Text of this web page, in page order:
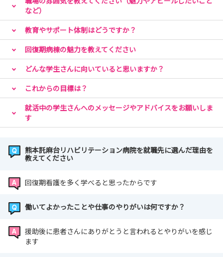
🏥内容：
見学会では、病棟の雰囲気や働くスタッフの様子を実際に
見学できます。
また、教育制度やキャリア支援、福利厚生などについても
担当者が丁寧に説明いたします。
さらに、先輩看護師とのフリートークでは、現場でのやり
がいや不安だったことなど、リアルな声を直接聞くことが
できます。
「どんな環境で看護を学べるのか」「先輩はどんな風に働
気になる疑問を解消できるチャンスです！
「まずは雰囲気を見てみたい」「自分に合うか確かめた
皆さんのご参加を心よりお待ちしております😊
など）
教育やサポート体制はどうですか？
回復期病棟の魅力を教えてください
どんな学生さんに向いていると思いますか？
これからの目標は？
就活中の学生さんへのメッセージやアドバイスをお願いしま
す
熊本託麻台リハビリテーション病院を就職先に選んだ理由を
教えてください
回復期看護を多く学べると思ったからです
働いてよかったことや仕事のやりがいは何ですか？
援助後に患者さんにありがとうと言われるとやりがいを感じ
ます